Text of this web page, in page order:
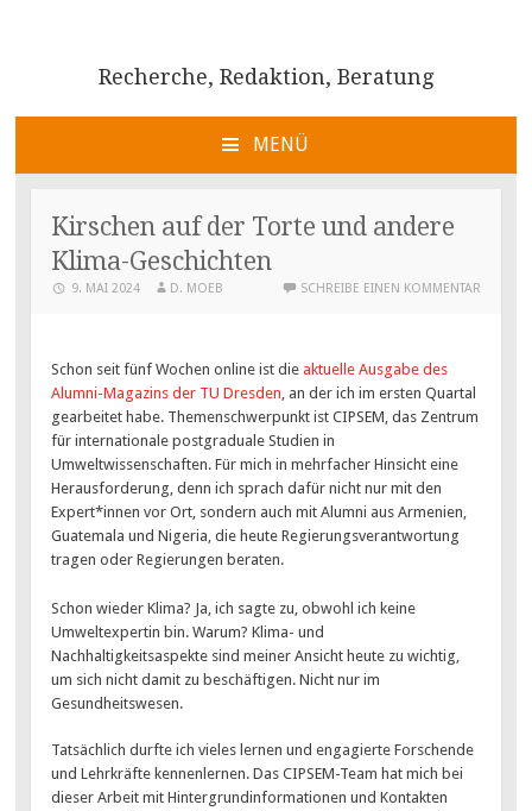
Recherche, Redaktion, Beratung
MENÜ
ZUM
SPRINGEN
Kirschen auf der Torte und andere
Klima-Geschichten
9. MAI 2024 D. MOEB SCHREIBE EINEN KOMMENTAR
Schon seit fünf Wochen online ist dieaktuelle Ausgabe des
Alumni-Magazins der TU Dresden, an der ich im ersten Quartal
gearbeitet habe. Themenschwerpunkt ist CIPSEM, das Zentrum
für internationale postgraduale Studien in
Umweltwissenschaften. Für mich in mehrfacher Hinsicht eine
Herausforderung, denn ich sprach dafür nicht nur mit den
Expert*innen vor Ort, sondern auch mit Alumni aus Armenien,
Guatemala und Nigeria, die heute Regierungsverantwortung
tragen oder Regierungen beraten.
Schon wieder Klima? Ja, ich sagte zu, obwohl ich keine
Umweltexpertin bin. Warum? Klima- und
Nachhaltigkeitsaspekte sind meiner Ansicht heute zu wichtig,
um sich nicht damit zu beschäftigen. Nicht nur im
Gesundheitswesen.
Tatsächlich durfte ich vieles lernen und engagierte Forschende
und Lehrkräfte kennenlernen. Das CIPSEM-Team hat mich bei
dieser Arbeit mit Hintergrundinformationen und Kontakten